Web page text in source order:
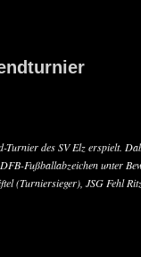
Turnier des SV Elz erspielt.
Fußballabzeichen unter
(Turniersieger), JSG Fehl